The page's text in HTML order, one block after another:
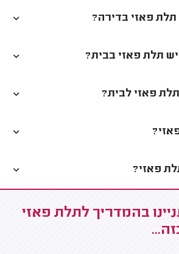
תלת פאזי בדירה?
תלת פאזי בבית?
פאזי לבית?
פאזי?
בהמדריך לתלת פאזי